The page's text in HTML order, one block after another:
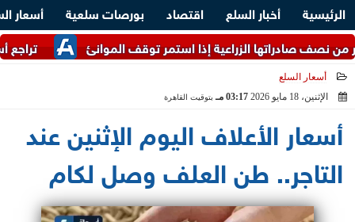
الرئيسية أخبار السلع اقتصاد بورصات سلعية
أسعار
تراجع أسعار
الزراعية إذا استمر توقف الموانئ
أسعار السلع
الإثنين، 18 مايو 2026
03:17 مـ بتوقيت القاهرة
أسعار الأعلاف اليوم الإثنين عند
التاجر.. طن العلف وصل لكام